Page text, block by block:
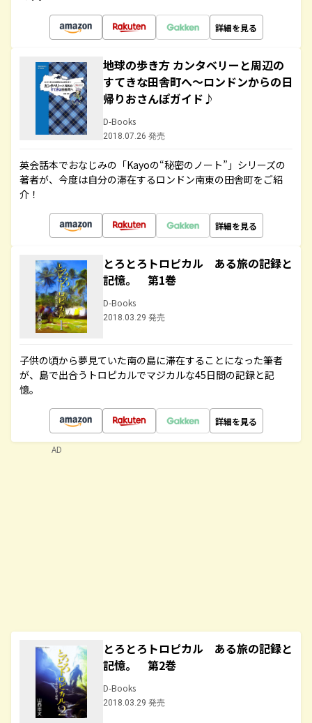
詳細を見る
地球の歩き方 カンタベリーと周辺の
すてきな田舎町へ～ロンドンからの日
帰りおさんぽガイド♪
D-Books
2018.07.26 発売
英会話本でおなじみの「Kayoの“秘密のノート”」シリーズの
著者が、今度は自分の滞在するロンドン南東の田舎町をご紹
介！
詳細を見る
とろとろトロピカル ある旅の記録と
記憶。 第1巻
D-Books
2018.03.29 発売
子供の頃から夢見ていた南の島に滞在することになった筆者
が、島で出合うトロピカルでマジカルな45日間の記録と記
憶。
詳細を見る
とろとろトロピカル ある旅の記録と
記憶。 第2巻
D-Books
2018.03.29 発売
AD